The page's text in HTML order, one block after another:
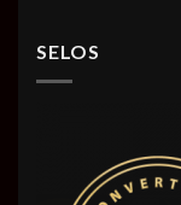
SELOS